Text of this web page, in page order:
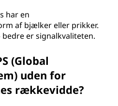
har en
af bjælker eller prikker.
er signalkvaliteten.
(Global
uden for
rækkevidde?